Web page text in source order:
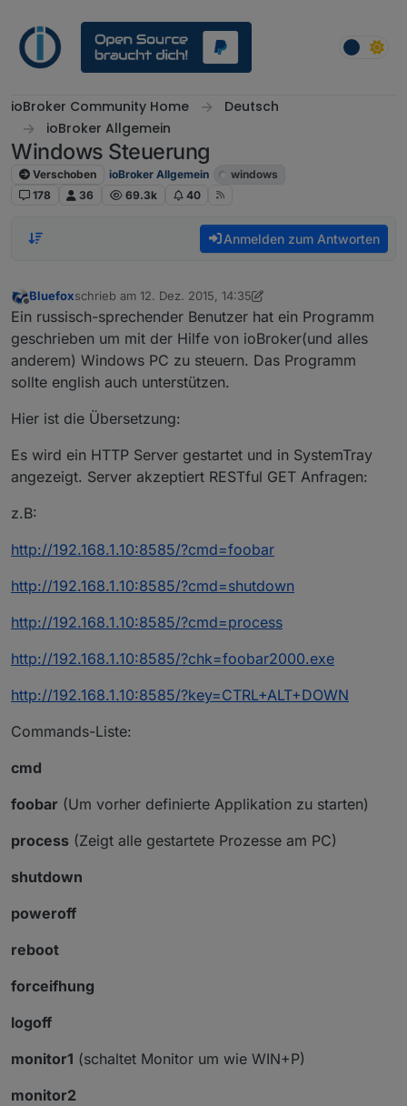
ioBroker Community Home
Deutsch
ioBroker Allgemein
Windows Steuerung
Verschoben ioBroker Allgemein
windows
178
36 69.3k 40
Anmelden zum Antworten
Bluefoxschrieb am 12. Dez. 2015, 14:35
zuletzt editiert von Jey Cee3. März 2019, 08:10
Ein russisch-sprechender Benutzer hat ein Programm
geschrieben um mit der Hilfe von ioBroker(und alles
anderem) Windows PC zu steuern. Das Programm
sollte english auch unterstützen.
Hier ist die Übersetzung:
Es wird ein HTTP Server gestartet und in SystemTray
angezeigt. Server akzeptiert RESTful GET Anfragen:
z.B:
http://192.168.1.10:8585/?cmd=foobar
http://192.168.1.10:8585/?cmd=shutdown
http://192.168.1.10:8585/?cmd=process
http://192.168.1.10:8585/?chk=foobar2000.exe
http://192.168.1.10:8585/?key=CTRL+ALT+DOWN
Commands-Liste:
cmd
foobar (Um vorher definierte Applikation zu starten)
process (Zeigt alle gestartete Prozesse am PC)
shutdown
poweroff
reboot
forceifhung
logoff
monitor1 (schaltet Monitor um wie WIN+P)
monitor2